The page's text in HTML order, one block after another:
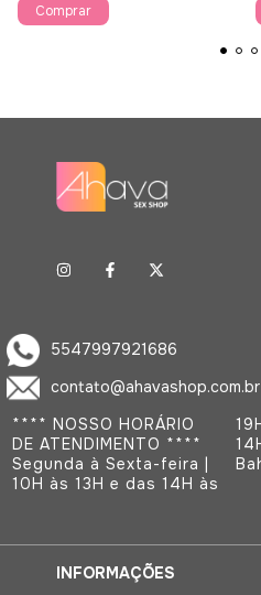
5547997921686
contato@ahavashop.com.br
**** NOSSO HORÁRIO
DE ATENDIMENTO ****
Segunda à Sexta-feira |
10H às 13H e das 14H às
19H | Sábado 10H às
14H | ENDEREÇO: Rua
INFORMAÇÕES